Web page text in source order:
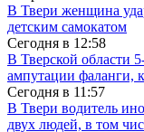
В Твери женщина
детским самокатом
Сегодня в 12:58
В Тверской области
ампутации фаланги,
Сегодня в 11:57
В Твери водитель
двух людей, в том